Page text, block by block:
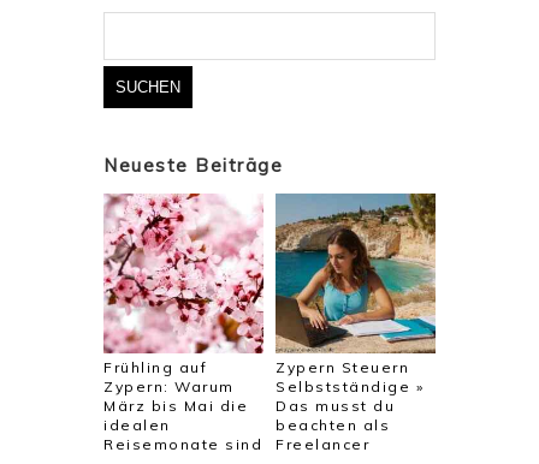
Suchen
Neueste Beiträge
Frühling auf
Zypern: Warum
März bis Mai die
idealen
Reisemonate sind
Zypern Steuern
Selbstständige »
Das musst du
beachten als
Freelancer